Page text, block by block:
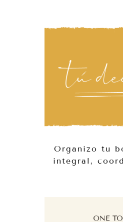
Organizo tu
integral,